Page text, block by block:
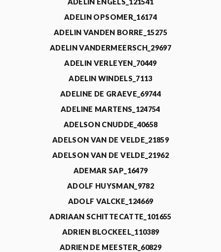
ADELIN ENGELS_121541
ADELIN OPSOMER_16174
ADELIN VANDEN BORRE_15275
ADELIN VANDERMEERSCH_29697
ADELIN VERLEYEN_70449
ADELIN WINDELS_7113
ADELINE DE GRAEVE_69744
ADELINE MARTENS_124754
ADELSON CNUDDE_40658
ADELSON VAN DE VELDE_21859
ADELSON VAN DE VELDE_21962
ADEMAR SAP_16479
ADOLF HUYSMAN_9782
ADOLF VALCKE_124669
ADRIAAN SCHITTECATTE_101655
ADRIEN BLOCKEEL_110389
ADRIEN DE MEESTER_60829